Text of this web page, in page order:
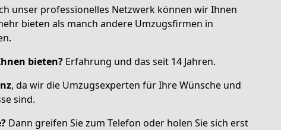
unser professionelles Netzwerk können wir Ihnen
bieten als manch andere Umzugsfirmen in
bieten? Erfahrung und das seit 14 Jahren.
, da wir die Umzugsexperten für Ihre Wünsche und
sind.
Dann greifen Sie zum Telefon oder holen Sie sich erst